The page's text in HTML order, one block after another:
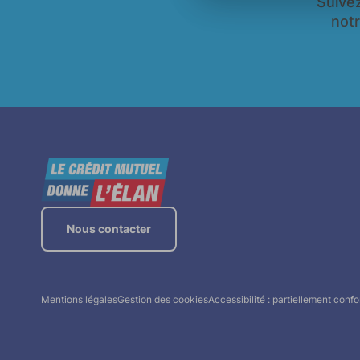
Nous contacter
Mentions légalesGestion des cookiesAccessibilité : partiellement